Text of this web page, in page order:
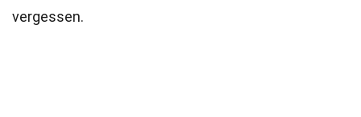
vergessen.